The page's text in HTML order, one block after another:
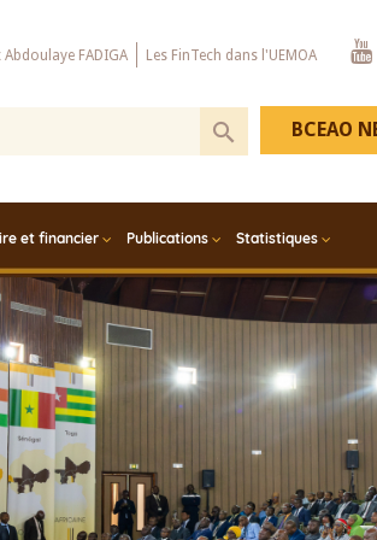
Abdoulaye FADIGA Les FinTech dans l'UEMOA
et financier Publications Statistiques
BCEAO